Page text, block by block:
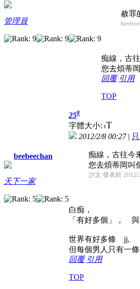
管理員
赦罪
痴線，古
您去煩蒂
回覆 引用
TOP
beebeechan
天下一家
25#
字體大小: tT
2012/2/8 00:27|
痴線，古往今
您去煩蒂岡叫
沙文 發表於
白痴，
「有好多個」， 與
世界有好多條 jj,
但每個男人只有一條
回覆 引用
TOP